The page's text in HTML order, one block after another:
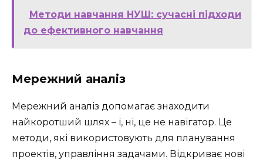
Методи навчання НУШ: сучасні підходи
до ефективного навчання
Мережний аналіз
Мережний аналіз допомагає знаходити
найкоротший шлях – і, ні, це не навігатор. Це
методи, які використовують для планування
проектів, управління задачами. Відкриває нові